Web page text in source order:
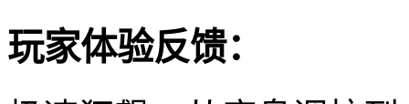
玩家体验反馈：